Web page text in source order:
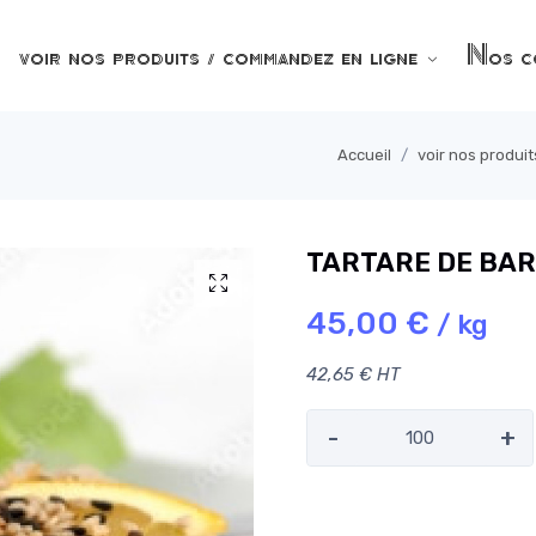
voir nos produits / commandez en ligne Nos
Accueil voir nos
TARTARE DE BAR
45,00 € / kg
42,65 € HT
- +